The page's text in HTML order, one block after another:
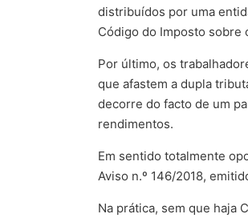
distribuídos por uma
Código do Imposto sobre
Por último, os
que afastem a dupla
decorre do facto de um
rendimentos.
Em sentido totalmente
Aviso n.º 146/2018,
Na prática, sem que haja